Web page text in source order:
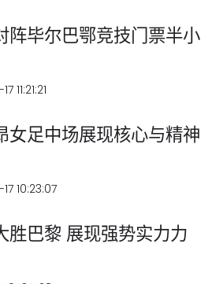
阵毕尔巴鄂竞技门票半小
11:21:21
女足中场展现核心与精神
10:23:07
胜巴黎 展现强势实力力